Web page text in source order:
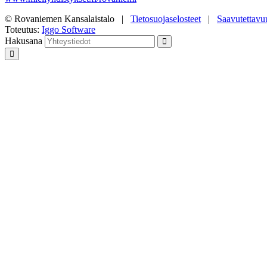
© Rovaniemen Kansalaistalo | Tietosuojaselosteet |
Toteutus: Iggo Software
Hakusana